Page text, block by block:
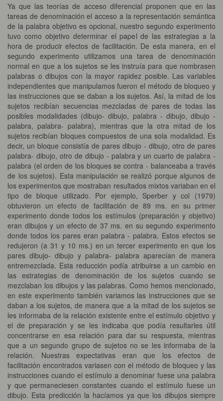
Ya que las teorías de acceso diferencial proponen que en las
tareas de denominación el acceso a la representación semántica
de la palabra objetivo es opcional, nuestro segundo experimento
tuvo como objetivo determinar el papel de las estrategias a la
hora de producir efectos de facilitación. De esta manera, en el
segundo experimento utilizamos una tarea de denominación
normal en que a los sujetos se les instruía para que nombrasen
palabras o dibujos con la mayor rapidez posible. Las variables
independientes que manipulamos fueron el método de bloqueo y
las instrucciones que se daban a los sujetos. Así, la mitad de los
sujetos recibían secuencias mezcladas de pares de todas las
posibles modalidades (dibujo- dibujo, palabra - dibujo, dibujo -
palabra, palabra- palabra), mientras que la otra mitad de los
sujetos recibían bloques compuestos de una sola modalidad. Es
decir, un bloque consistía de pares dibujo - dibujo, otro de pares
palabra- dibujo, otro de dibujo - palabra y un cuarto de palabra -
palabra (el orden de los bloques se contra - balanceaba a través
de los sujetos). Esta manipulación se realizó porque algunos de
los experimentos que mostraban resultados mixtos variaban en el
tipo de bloque utilizado. Por ejemplo, Sperber y col (1979)
obtuvieron un efecto de facilitación de 89 ms. en su primer
experimento donde todos los estímulos (preparación y objetivo)
eran dibujos y un efecto de 37 ms. en su segundo experimento
donde todos los pares eran palabra - palabra. Estos efectos se
redujeron (a 31 y 10 ms.) en un tercer experimento en que los
pares dibujo- dibujo y palabra- palabra aparecían de manera
entremezclada. Esta reducción podía atribuirse a un cambio en
las estrategias de denominación de los sujetos cuando se
mezclaban los dibujos y las palabras. Como hemos mencionado,
en este experimento también variamos las instrucciones que se
daban a los sujetos, de manera que a la mitad de los sujetos se
les informaba de la relación existente entre el estímulo objetivo y
el de preparación y se les indicaba que podía resultarles útil
concentrarse en esa relación para dar su respuesta, mientras
que a un segundo grupo de sujetos no se les informaba de la
relación. Nuestras expectativas eran que los efectos de
facilitación encontrados variasen con el método de bloqueo y las
instrucciones cuando el estímulo a denominar fuese una palabra
y que permaneciesen constantes cuando el estímulo fuese un
dibujo. Esta predicción la hacíamos ya que los dibujos siempre